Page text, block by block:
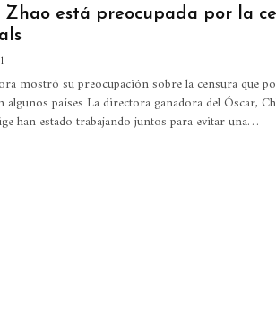
Zhao está preocupada por la
mostró su preocupación sobre la censura que
algunos países La directora ganadora del Óscar,
han estado trabajando juntos para evitar una…